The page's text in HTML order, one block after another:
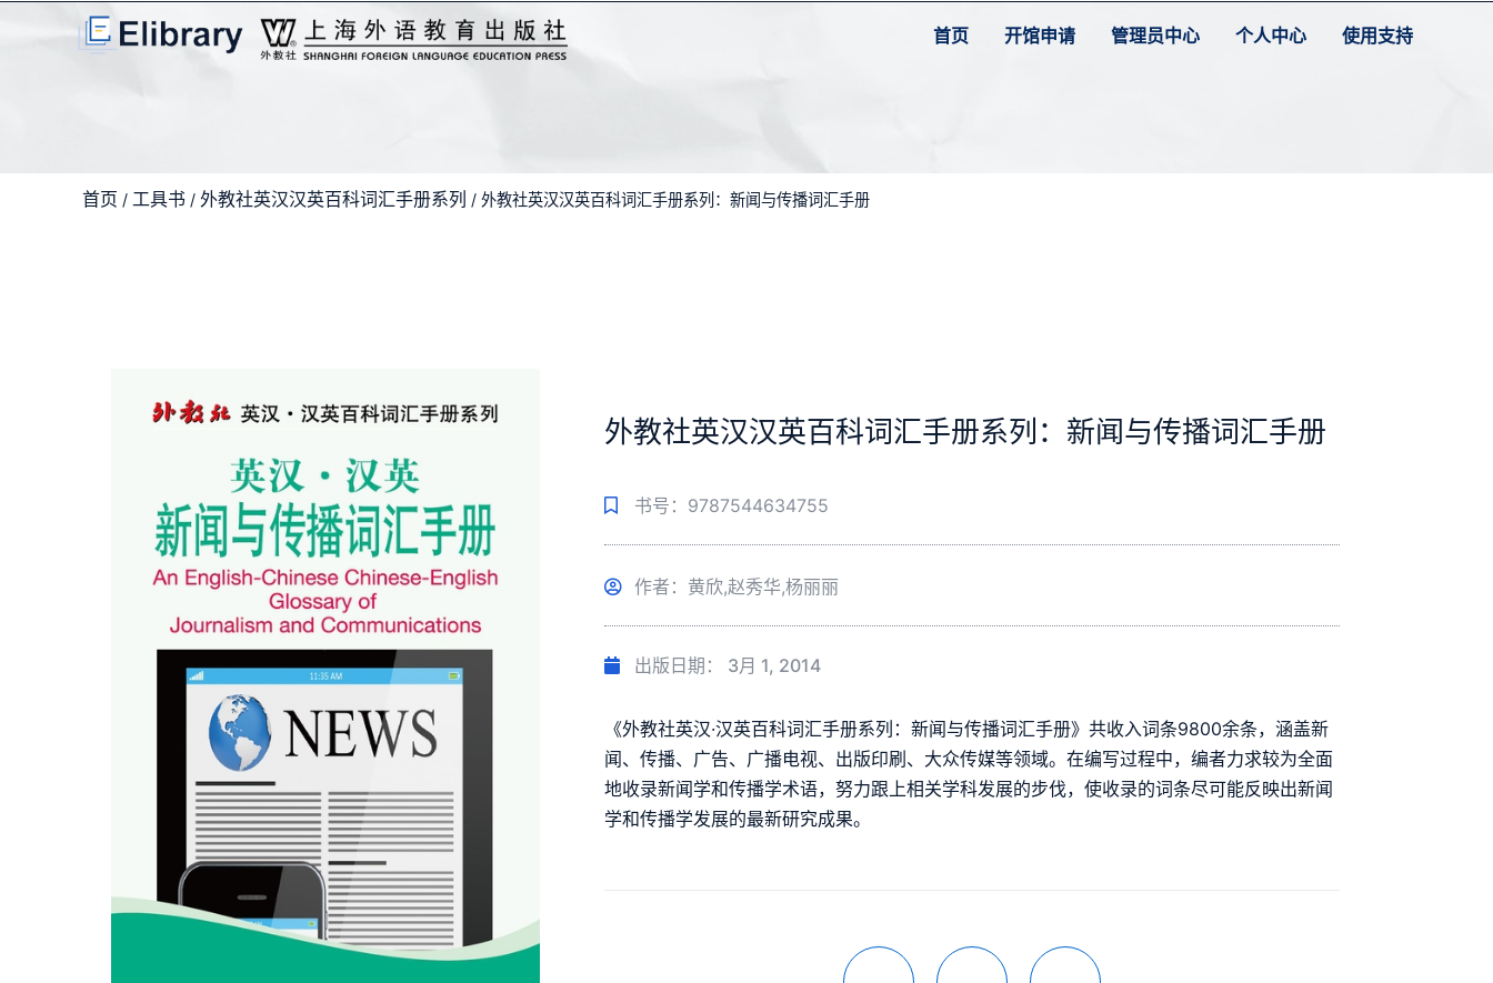
首页 开馆申请 管理员中心 个人中心 使用支持
首页 / 工具书 / 外教社英汉汉英百科词汇手册系列 / 外教社英汉汉英百科词汇手册系列：新闻与传播词汇手册
外教社英汉汉英百科词汇手册系列：新闻与传播词汇手册
书号：9787544634755
作者：黄欣,赵秀华,杨丽丽
出版日期： 3月 1, 2014
《外教社英汉·汉英百科词汇手册系列：新闻与传播词汇手册》共收入词条9800余条，涵盖新
闻、传播、广告、广播电视、出版印刷、大众传媒等领域。在编写过程中，编者力求较为全面
地收录新闻学和传播学术语，努力跟上相关学科发展的步伐，使收录的词条尽可能反映出新闻
学和传播学发展的最新研究成果。